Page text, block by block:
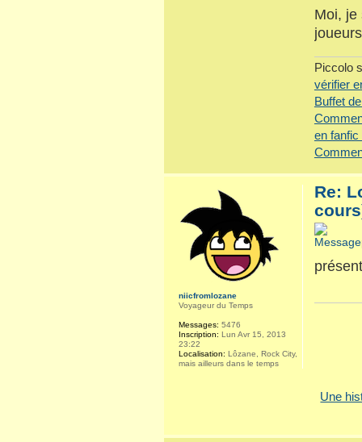
Moi, je
Piccolo
vérifier
Buffet
en fanfic
Re:
présent
Une
niicfromlozane
Voyageur du Temps
Messages: 5476
Inscription: Lun Avr 15, 2013
23:22
Localisation: Lôzane, Rock City,
mais ailleurs dans le temps